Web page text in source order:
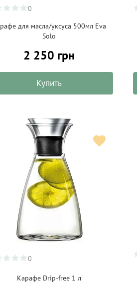
0
для масла/уксуса 500мл Eva
Solo
2 250 грн
Купить
0
Карафе Drip-free 1 л